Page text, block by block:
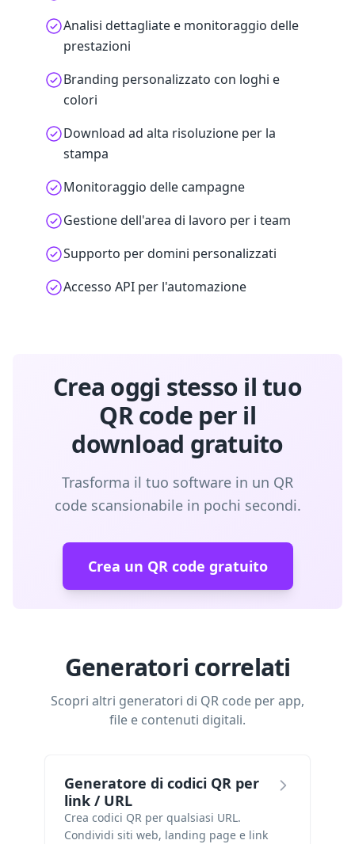
Analisi dettagliate e monitoraggio delle
prestazioni
Branding personalizzato con loghi e
colori
Download ad alta risoluzione per la
stampa
Monitoraggio delle campagne
Gestione dell'area di lavoro per i team
Supporto per domini personalizzati
Accesso API per l'automazione
Crea oggi stesso il tuo
QR code per il
download gratuito
Trasforma il tuo software in un QR
code scansionabile in pochi secondi.
Crea un QR code gratuito
Generatori correlati
Scopri altri generatori di QR code per app,
file e contenuti digitali.
Generatore di codici QR per
link / URL
Crea codici QR per qualsiasi URL.
Condividi siti web, landing page e link